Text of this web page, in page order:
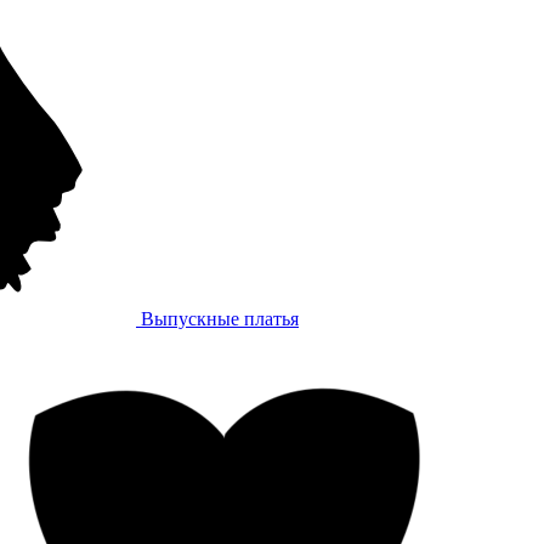
Выпускные платья